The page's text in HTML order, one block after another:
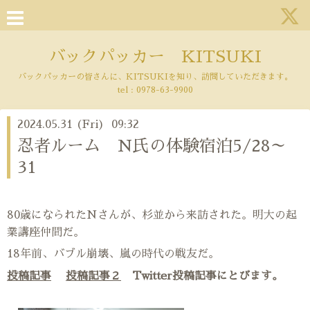
バックパッカー KITSUKI
バックパッカーの皆さんに、KITSUKIを知り、訪問していただきます。
tel : 0978-63-9900
2024.05.31 (Fri) 09:32
忍者ルーム N氏の体験宿泊5/28～
31
80歳になられたNさんが、杉並から来訪された。 明大の起
業講座仲間だ。
18年前、バブル崩壊、嵐の時代の戦友だ。
投稿記事
投稿記事２ Twitter投稿記事にとびます。